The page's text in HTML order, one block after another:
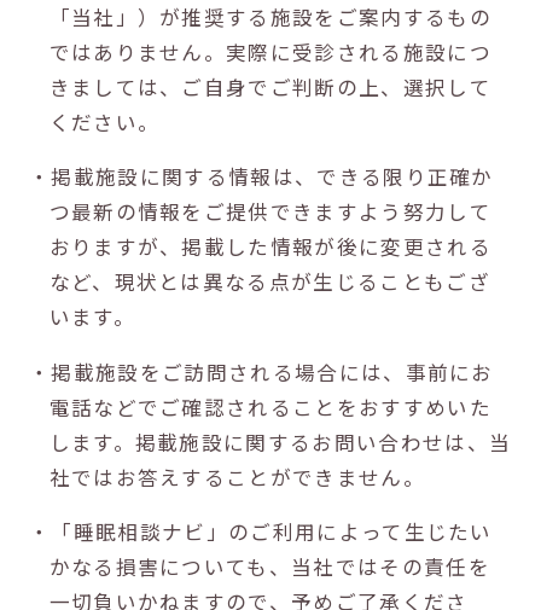
「当社」）が推奨する施設をご案内するもの
ではありません。実際に受診される施設につ
きましては、ご自身でご判断の上、選択して
ください。
・掲載施設に関する情報は、できる限り正確か
つ最新の情報をご提供できますよう努力して
おりますが、掲載した情報が後に変更される
など、現状とは異なる点が生じることもござ
います。
・掲載施設をご訪問される場合には、事前にお
電話などでご確認されることをおすすめいた
します。掲載施設に関するお問い合わせは、当
社ではお答えすることができません。
・「睡眠相談ナビ」のご利用によって生じたい
かなる損害についても、当社ではその責任を
一切負いかねますので、予めご了承くださ